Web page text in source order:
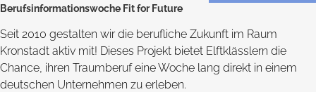
Berufsinformationswoche Fit for Future
Seit 2010 gestalten wir die berufliche Zukunft im Raum
Kronstadt aktiv mit! Dieses Projekt bietet Elftklässlern die
Chance, ihren Traumberuf eine Woche lang direkt in einem
deutschen Unternehmen zu erleben.